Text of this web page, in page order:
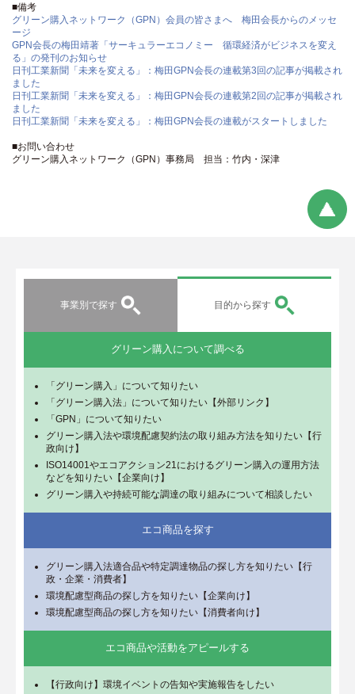
■備考
グリーン購入ネットワーク（GPN）会員の皆さまへ 梅田会長からのメッセ
ージ
GPN会長の梅田靖著「サーキュラーエコノミー 循環経済がビジネスを変え
る」の発刊のお知らせ
日刊工業新聞「未来を変える」：梅田GPN会長の連載第3回の記事が掲載され
ました
日刊工業新聞「未来を変える」：梅田GPN会長の連載第2回の記事が掲載され
ました
日刊工業新聞「未来を変える」：梅田GPN会長の連載がスタートしました
■お問い合わせ
グリーン購入ネットワーク（GPN）事務局 担当：竹内・深津
事業別で探す 目的から探す
グリーン購入について調べる
「グリーン購入」について知りたい
「グリーン購入法」について知りたい【外部リンク】
「GPN」について知りたい
グリーン購入法や環境配慮契約法の取り組み方法を知りたい【行
政向け】
ISO14001やエコアクション21におけるグリーン購入の運用方法
などを知りたい【企業向け】
グリーン購入や持続可能な調達の取り組みについて相談したい
エコ商品を探す
グリーン購入法適合品や特定調達物品の探し方を知りたい【行
政・企業・消費者】
環境配慮型商品の探し方を知りたい【企業向け】
環境配慮型商品の探し方を知りたい【消費者向け】
エコ商品や活動をアピールする
【行政向け】環境イベントの告知や実施報告をしたい